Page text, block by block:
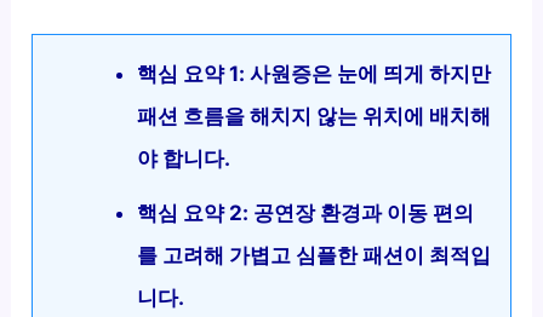
핵심 요약 1: 사원증은 눈에 띄게 하지만
패션 흐름을 해치지 않는 위치에 배치해
야 합니다.
핵심 요약 2: 공연장 환경과 이동 편의
를 고려해 가볍고 심플한 패션이 최적입
니다.